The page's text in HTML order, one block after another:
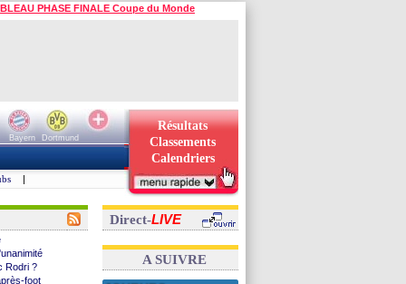
PHASE FINALE Coupe du Monde
Bayern
Dortmund
Résultats
Classements
Calendriers
|
Rodri ?
foot
Direct-LIVE
A SUIVRE